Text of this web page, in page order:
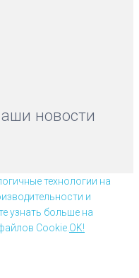
новости
технологии на
и
узнать больше на
Cookie.OK!